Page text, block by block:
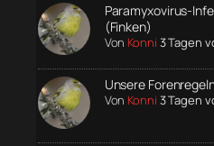
Paramyxovirus-
(Finken)
Von Konni 3 Tagen
Unsere
Von Konni 3 Tagen